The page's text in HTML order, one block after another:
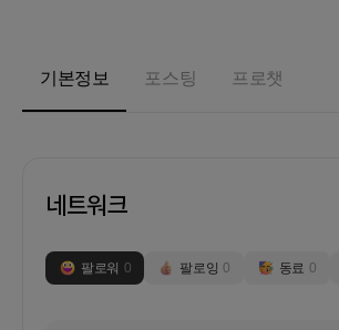
기본정보 포스팅 프로챗
네트워크
팔로워 0 팔로잉 0 동료 0